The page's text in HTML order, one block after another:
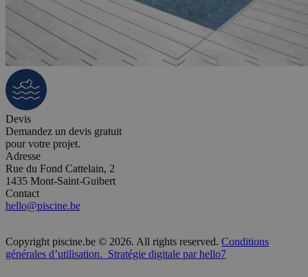
Devis
Demandez un devis gratuit
pour votre projet.
Adresse
Rue du Fond Cattelain, 2
1435 Mont-Saint-Guibert
Contact
hello@piscine.be
Copyright piscine.be © 2026. All rights reserved. Conditions
générales d’utilisation. Stratégie digitale par hello7